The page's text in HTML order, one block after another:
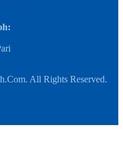
All Rights Reserved.